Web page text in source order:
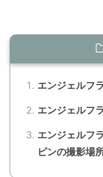
エンジェルフ
エンジェルフ
エンジェルフ
ピンの撮影場